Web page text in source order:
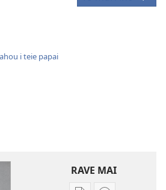
i teie papai
RAVE MAI